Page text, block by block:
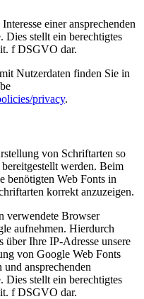
einer ansprechenden
Dies stellt ein berechtigtes
f DSGVO dar.
Nutzerdaten finden Sie in
privacy.
von Schriftarten so
werden. Beim
benötigten Web Fonts in
korrekt anzuzeigen.
verwendete Browser
aufnehmen. Hierdurch
über Ihre IP-Adresse unsere
von Google Web Fonts
ansprechenden
Dies stellt ein berechtigtes
f DSGVO dar.